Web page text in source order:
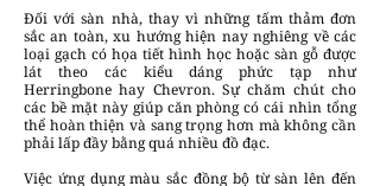
Đối với sàn nhà, thay vì những tấm thảm đơn
sắc an toàn, xu hướng hiện nay nghiêng về các
loại gạch có họa tiết hình học hoặc sàn gỗ được
lát theo các kiểu dáng phức tạp như
Herringbone hay Chevron. Sự chăm chút cho
các bề mặt này giúp căn phòng có cái nhìn tổng
thể hoàn thiện và sang trọng hơn mà không cần
phải lấp đầy bằng quá nhiều đồ đạc.
Việc ứng dụng màu sắc đồng bộ từ sàn lên đến